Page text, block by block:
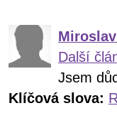
Další
Jsem
Klíčová slova: